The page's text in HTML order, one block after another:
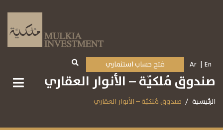
En
Ar فتح حساب استثماري
صندوق مُلكيّة – الأنوار العقاري
الرئيسية صندوق مُلكيّة – الأنوار العقاري